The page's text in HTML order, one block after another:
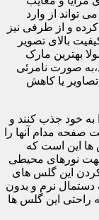
تواند از وارد
و از طرفی نیز
بالای تصویر
بهترین مارک
صورت نامرئی
یا کاهش
به خود جذب کنند و
صفحه مدام آنها را
این است که
جهت نورهای محیطی
کردن این گلس های
نرم و بدون
راحتی این گلس ها